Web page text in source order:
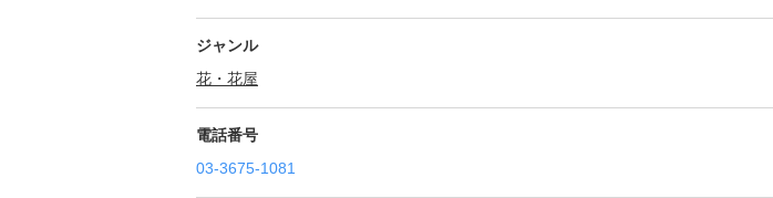
ジャンル
花・花屋
電話番号
03-3675-1081